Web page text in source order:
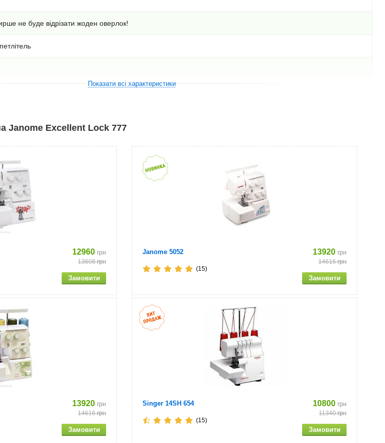
не буде відрізати жоден оверлок!
Показати всі характеристики
Janome Excellent Lock 777
12960 грн
13608грн
Janome 5052 13920 грн
14616грн
(15)
13920 грн
14616грн
Singer 14SH 654 10800 грн
11340грн
(15)